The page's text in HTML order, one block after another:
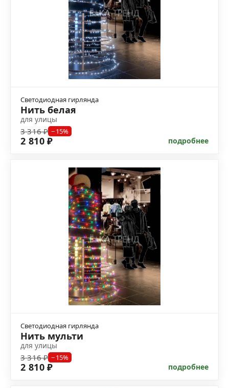
Светодиодная гирлянда
Нить белая
для улицы
3 316 ₽ −15%
2 810 ₽ подробнее
Светодиодная гирлянда
Нить мульти
для улицы
3 316 ₽ −15%
2 810 ₽ подробнее